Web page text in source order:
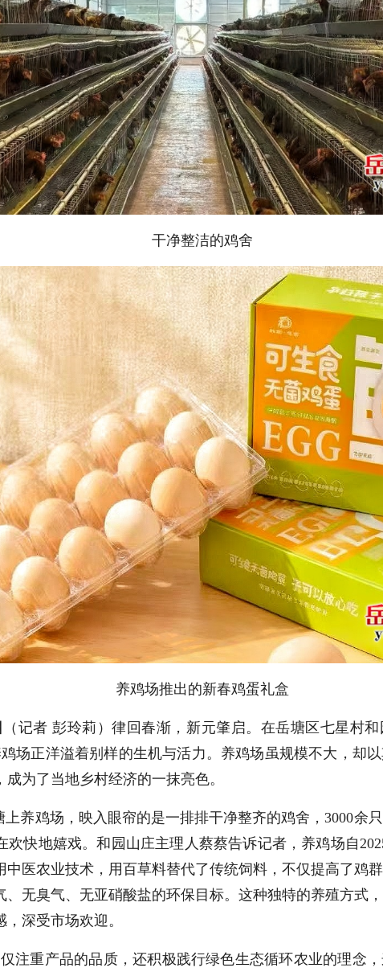
干净整洁的鸡舍
养鸡场推出的新春鸡蛋礼盒
（记者 彭玲莉）律回春渐，新元肇启。在岳塘区七星村
场正洋溢着别样的生机与活力。养鸡场虽规模不大，却
为了当地乡村经济的一抹亮色。
上养鸡场，映入眼帘的是一排排干净整齐的鸡舍，3000余
欢快地嬉戏。和园山庄主理人蔡蔡告诉记者，养鸡场自
中医农业技术，用百草料替代了传统饲料，不仅提高了鸡
、无臭气、无亚硝酸盐的环保目标。这种独特的养殖方式
深受市场欢迎。
注重产品的品质，还积极践行绿色生态循环农业的理念